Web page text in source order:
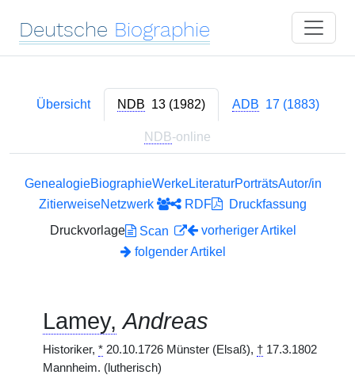
Deutsche Biographie
Übersicht NDB 13 (1982) ADB 17 (1883)
NDB-online
GenealogieBiographieWerkeLiteraturPorträtsAutor/in
ZitierweiseNetzwerk RDF
Druckfassung
Druckvorlage
Scan
vorheriger Artikel
folgender Artikel
Lamey, Andreas
Historiker, * 20.10.1726 Münster (Elsaß), † 17.3.1802
Mannheim. (lutherisch)